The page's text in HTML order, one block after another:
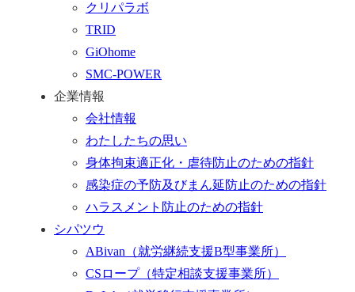
クリパラボ
TRID
GiOhome
SMC-POWER
企業情報
会社情報
わたしたちの思い
身体拘束適正化・虐待防止のための指針
感染症の予防及びまん延防止のための指針
ハラスメント防止のための指針
シパツウ
ABivan （就労継続支援B型事業所）
CSロープ （特定相談支援事業所）